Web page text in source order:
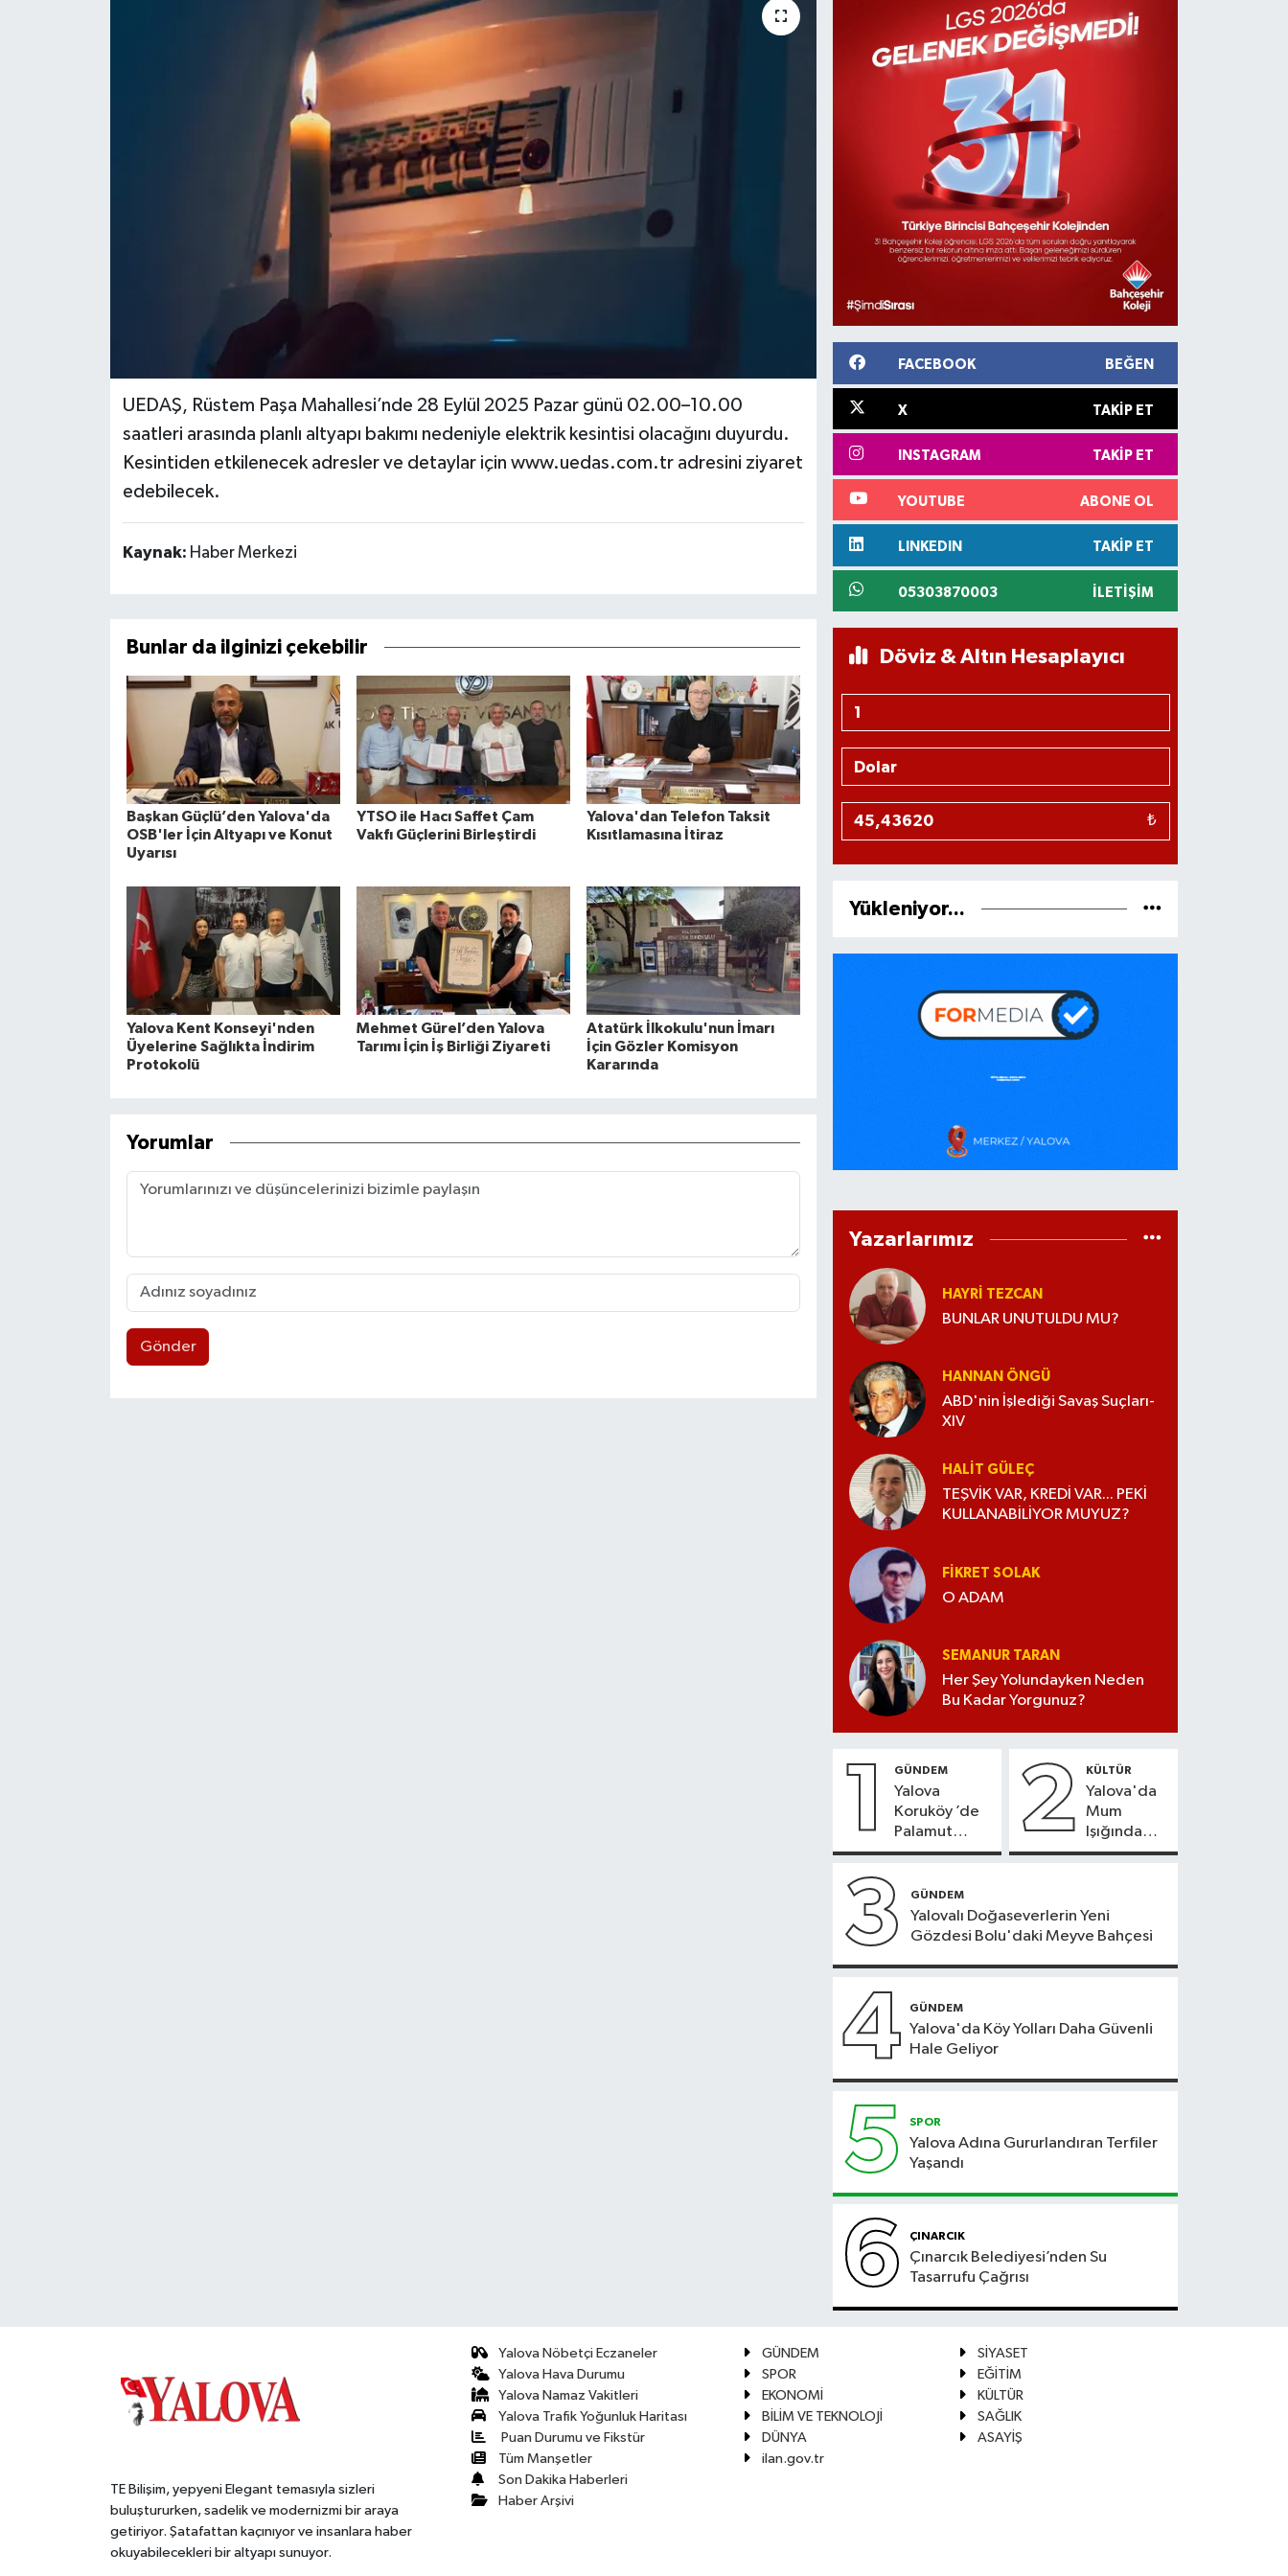
UEDAŞ, Rüstem Paşa Mahallesi’nde 28 Eylül 2025 Pazar günü 02.00–10.00
saatleri arasında planlı altyapı bakımı nedeniyle elektrik kesintisi olacağını duyurdu.
Kesintiden etkilenecek adresler ve detaylar için www.uedas.com.tr adresini ziyaret
edebilecek.
Kaynak: Haber Merkezi
Bunlar da ilginizi çekebilir
Başkan Güçlü’den Yalova'da
OSB'ler İçin Altyapı ve Konut
Uyarısı
YTSO ile Hacı Saffet Çam
Vakfı Güçlerini Birleştirdi
Yalova'dan Telefon Taksit
Kısıtlamasına İtiraz
Yalova Kent Konseyi'nden
Üyelerine Sağlıkta İndirim
Protokolü
Mehmet Gürel’den Yalova
Tarımı İçin İş Birliği Ziyareti
Atatürk İlkokulu'nun İmarı
İçin Gözler Komisyon
Kararında
Yorumlar
Gönder
FACEBOOK BEĞEN
X TAKIP ET
INSTAGRAM TAKIP ET
YOUTUBE ABONE OL
LINKEDIN TAKIP ET
05303870003 İLETIŞIM
Döviz & Altın Hesaplayıcı
₺
Yükleniyor...
Yazarlarımız
HAYRI TEZCAN
BUNLAR UNUTULDU MU?
HANNAN ÖNGÜ
ABD'nin İşlediği Savaş Suçları-
XIV
HALIT GÜLEÇ
TEŞVİK VAR, KREDİ VAR... PEKİ
KULLANABİLİYOR MUYUZ?
FIKRET SOLAK
O ADAM
SEMANUR TARAN
Her Şey Yolundayken Neden
Bu Kadar Yorgunuz?
1 GÜNDEM
Yalova
Koruköy ’de
Palamut
Sezonu
2 KÜLTÜR
Yalova'da
Mum
Işığında
Konser
3 GÜNDEM
Yalovalı Doğaseverlerin Yeni
Gözdesi Bolu'daki Meyve Bahçesi
4 GÜNDEM
Yalova'da Köy Yolları Daha Güvenli
Hale Geliyor
5 SPOR
Yalova Adına Gururlandıran Terfiler
Yaşandı
6 ÇINARCIK
Çınarcık Belediyesi’nden Su
Tasarrufu Çağrısı
TE Bilişim, yepyeni Elegant temasıyla sizleri
buluştururken, sadelik ve modernizmi bir araya
getiriyor. Şatafattan kaçınıyor ve insanlara haber
okuyabilecekleri bir altyapı sunuyor.
Yalova Nöbetçi Eczaneler
Yalova Hava Durumu
Yalova Namaz Vakitleri
Yalova Trafik Yoğunluk Haritası
Puan Durumu ve Fikstür
Tüm Manşetler
Son Dakika Haberleri
Haber Arşivi
GÜNDEM
SİYASET
SPOR
EĞİTİM
EKONOMİ
KÜLTÜR
BİLİM VE TEKNOLOJİ
SAĞLIK
DÜNYA
ASAYİŞ
ilan.gov.tr